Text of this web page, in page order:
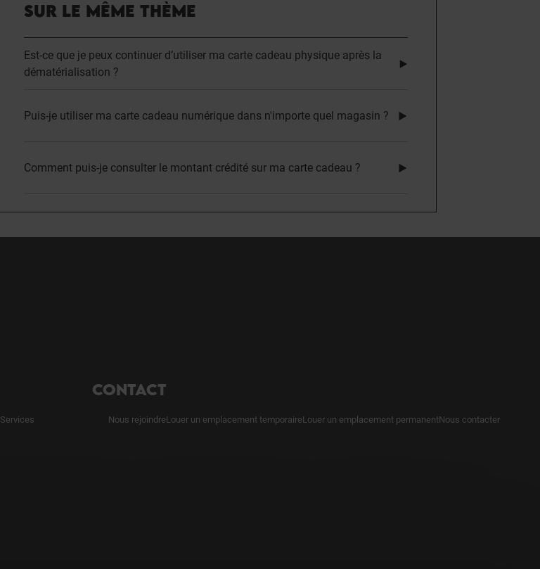
SUR LE MÊME THÈME
Est-ce que je peux continuer d’utiliser ma carte cadeau physique après la
dématérialisation ?
Puis-je utiliser ma carte cadeau numérique dans n'importe quel magasin ?
Comment puis-je consulter le montant crédité sur ma carte cadeau ?
Services
CONTACT
Nous rejoindreLouer un emplacement temporaireLouer un emplacement permanentNous contacter